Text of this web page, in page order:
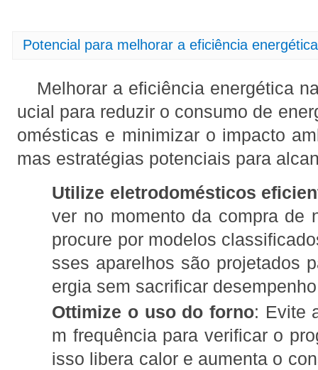
Potencial para melhorar a eficiência
Melhorar a eficiência energética
ucial para reduzir o consumo de
omésticas e minimizar o impacto
mas estratégias potenciais para
Utilize eletrodomésticos
ver no momento da compra de
procure por modelos
sses aparelhos são projetados
ergia sem sacrificar
Ottimize o uso do forno: Evite
m frequência para verificar o
isso libera calor e aumenta o